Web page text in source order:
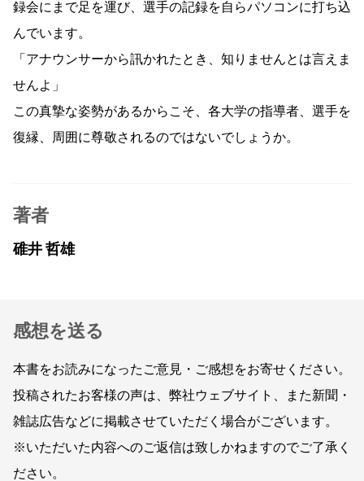
録会にまで足を運び、選手の記録を自らパソコンに打ち込
んでいます。
「アナウンサーから訊かれたとき、知りませんとは言えま
せんよ」
この真摯な姿勢があるからこそ、各大学の指導者、選手を
復縁、周囲に尊敬されるのではないでしょうか。
著者
碓井 哲雄
感想を送る
本書をお読みになったご意見・ご感想をお寄せください。
投稿されたお客様の声は、弊社ウェブサイト、また新聞・
雑誌広告などに掲載させていただく場合がございます。
※いただいた内容へのご返信は致しかねますのでご了承く
ださい。